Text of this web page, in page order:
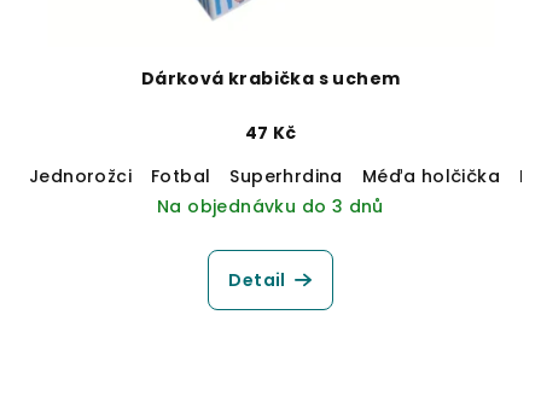
Dárková krabička s uchem
47 Kč
Jednorožci
Fotbal Superhrdina Méďa holčička
Na objednávku do 3 dnů
Detail